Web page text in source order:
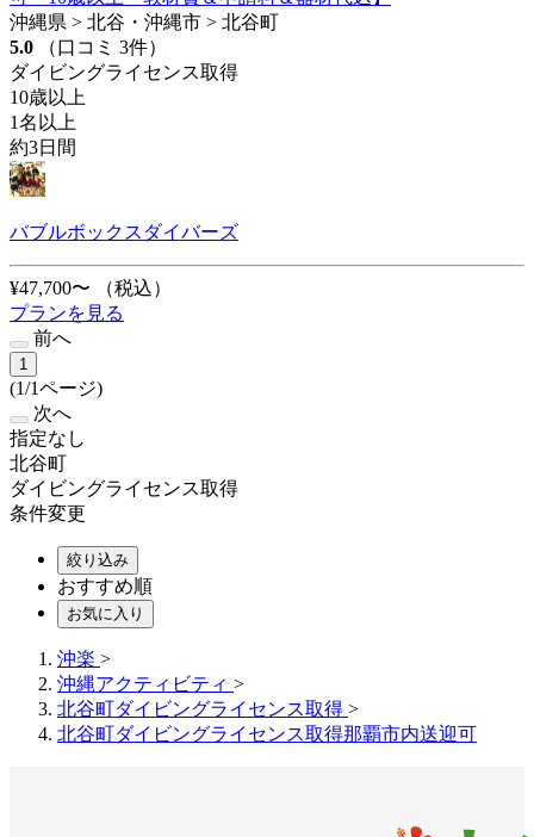
沖縄県 > 北谷・沖縄市 > 北谷町
5.0
（口コミ 3件）
ダイビングライセンス取得
10歳以上
1名以上
約3日間
バブルボックスダイバーズ
¥47,700〜
（税込）
プランを見る
前へ
1
(1/1ページ)
次へ
指定なし
北谷町
ダイビングライセンス取得
条件変更
絞り込み
おすすめ順
お気に入り
沖楽 >
沖縄アクティビティ >
北谷町ダイビングライセンス取得 >
北谷町ダイビングライセンス取得那覇市内送迎可